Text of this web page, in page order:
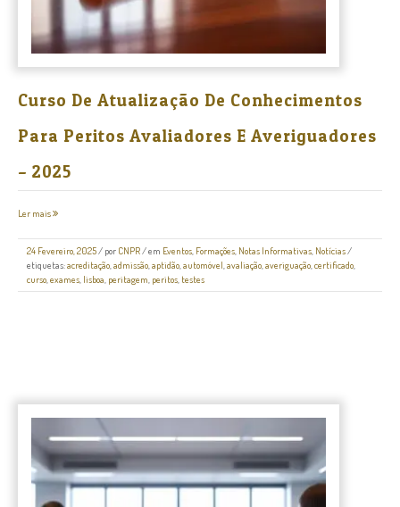
Curso De Atualização De Conhecimentos
Para Peritos Avaliadores E Averiguadores
– 2025
Ler mais
24 Fevereiro, 2025/ por CNPR/ em Eventos, Formações, Notas Informativas, Notícias/
etiquetas:acreditação,admissão,aptidão,automóvel,avaliação,averiguação,certificado,
curso,exames, lisboa, peritagem, peritos, testes